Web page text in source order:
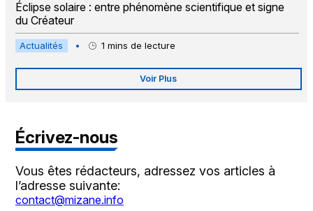
Éclipse solaire : entre phénomène scientifique et signe
du Créateur
Actualités • 1 mins de lecture
Voir Plus
Écrivez-nous
Vous êtes rédacteurs, adressez vos articles à
l’adresse suivante:
contact@mizane.info